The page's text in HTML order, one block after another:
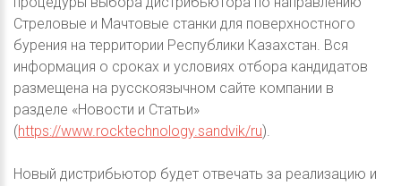
Стреловые и Мачтовые станки для поверхностного
бурения на территории Республики Казахстан. Вся
информация о сроках и условиях отбора кандидатов
размещена на русскоязычном сайте компании в
разделе «Новости и Статьи»
(https://www.rocktechnology.sandvik/ru).
Новый дистрибьютор будет отвечать за реализацию и